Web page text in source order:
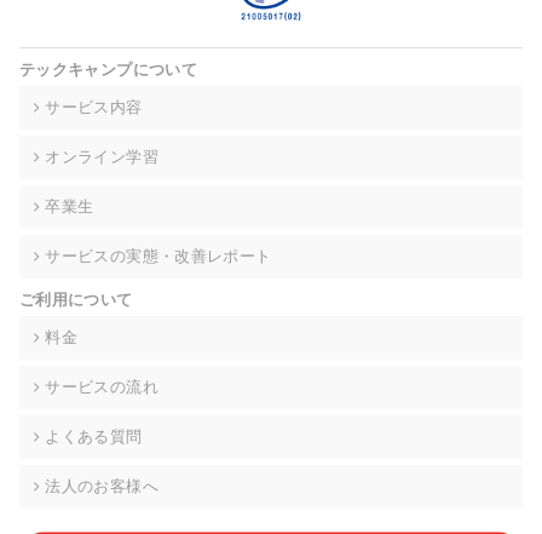
当社は事業運営上、前項利用目的の範囲に限って個人情報を外
高い委託先を選定し、個人情報の適正管理・機密保持について
個人情報の開示等(利用目的の通知、開示、内容の訂正・追加・
て、下記の当社問合わせ窓口に申し出ることができます。その
的な期間内に対応いたします。ただし、申請が本人確認が不可
により、ご希望に添えない場合があります。 なお、アクセスロ
グなどの個人情報以外の情報については、原則として開示等は
株式会社div 個人情報問合せ窓口
メールアドレス:privacy_policy@di-v.co.jp
テックキャンプについて
サービス内容
オンライン学習
卒業生
サービスの実態・改善レポート
ご利用について
料金
サービスの流れ
よくある質問
法人のお客様へ